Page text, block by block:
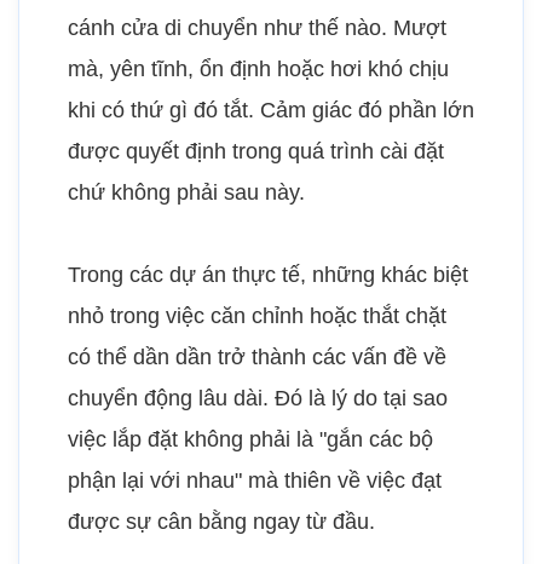
cánh cửa di chuyển như thế nào. Mượt
mà, yên tĩnh, ổn định hoặc hơi khó chịu
khi có thứ gì đó tắt. Cảm giác đó phần lớn
được quyết định trong quá trình cài đặt
chứ không phải sau này.
Trong các dự án thực tế, những khác biệt
nhỏ trong việc căn chỉnh hoặc thắt chặt
có thể dần dần trở thành các vấn đề về
chuyển động lâu dài. Đó là lý do tại sao
việc lắp đặt không phải là "gắn các bộ
phận lại với nhau" mà thiên về việc đạt
được sự cân bằng ngay từ đầu.